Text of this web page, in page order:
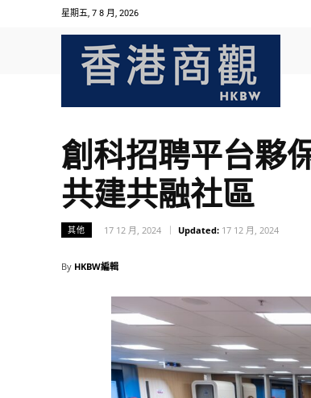
星期五, 7 8 月, 2026
創科招聘平台夥
共建共融社區
其他 17 12 月, 2024 Updated: 17 12 月, 2024
By HKBW編輯